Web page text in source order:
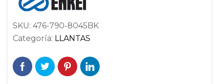
SKU: 476-790-8045BK
Categoría: LLANTAS